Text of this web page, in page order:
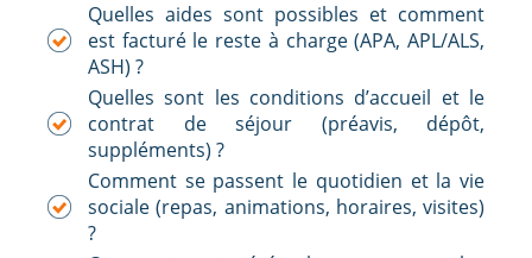
Quelles aides sont possibles et comment
est facturé le reste à charge (APA, APL/ALS,
ASH) ?
Quelles sont les conditions d’accueil et le
contrat de séjour (préavis, dépôt,
suppléments) ?
Comment se passent le quotidien et la vie
sociale (repas, animations, horaires, visites)
?